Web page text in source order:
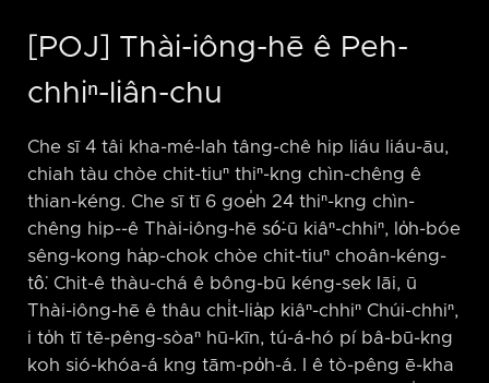
[POJ] Thài-iông-hē ê Peh-
chhiⁿ-liân-chu
Che sī 4 tâi kha-mé-lah tâng-chê hip liáu liáu-āu,
chiah tàu chòe chit-tiuⁿ thiⁿ-kng chìn-chêng ê
thian-kéng. Che sī tī 6 goe̍h 24 thiⁿ-kng chìn-
chêng hip-⁠-ê Thài-iông-hē só͘-ū kiâⁿ-chhiⁿ, lo̍h-bóe
sêng-kong ha̍p-chok chòe chit-tiuⁿ choân-kéng-
tô͘. Chit-ê thàu-chá ê bông-bū kéng-sek lāi, ū
Thài-iông-hē ê thâu chi̍t-lia̍p kiâⁿ-chhiⁿ Chúi-chhiⁿ,
i to̍h tī tē-pêng-sòaⁿ hū-kīn, tú-á-hó pí bâ-bū-kng
koh sió-khóa-á kng tām-po̍h-á. I ê tò-pêng ē-kha